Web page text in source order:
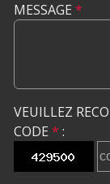
MESSAGE *
VEUILLEZ
CODE * :